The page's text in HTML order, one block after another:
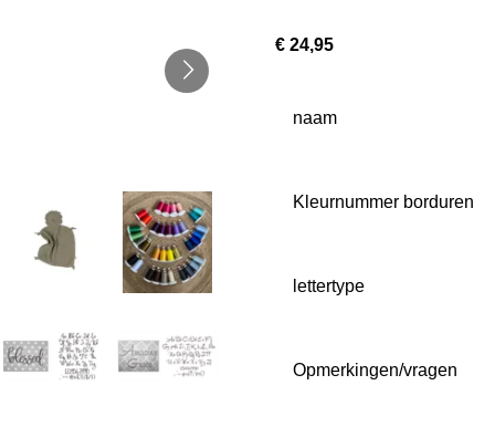
€ 24,95
naam
Kleurnummer borduren
lettertype
Opmerkingen/vragen